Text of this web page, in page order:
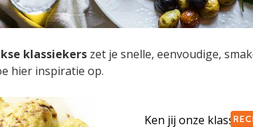
klassiekers zet je snelle, eenvoudige,
hier inspiratie op.
RECEPTENSET Ken jij onze